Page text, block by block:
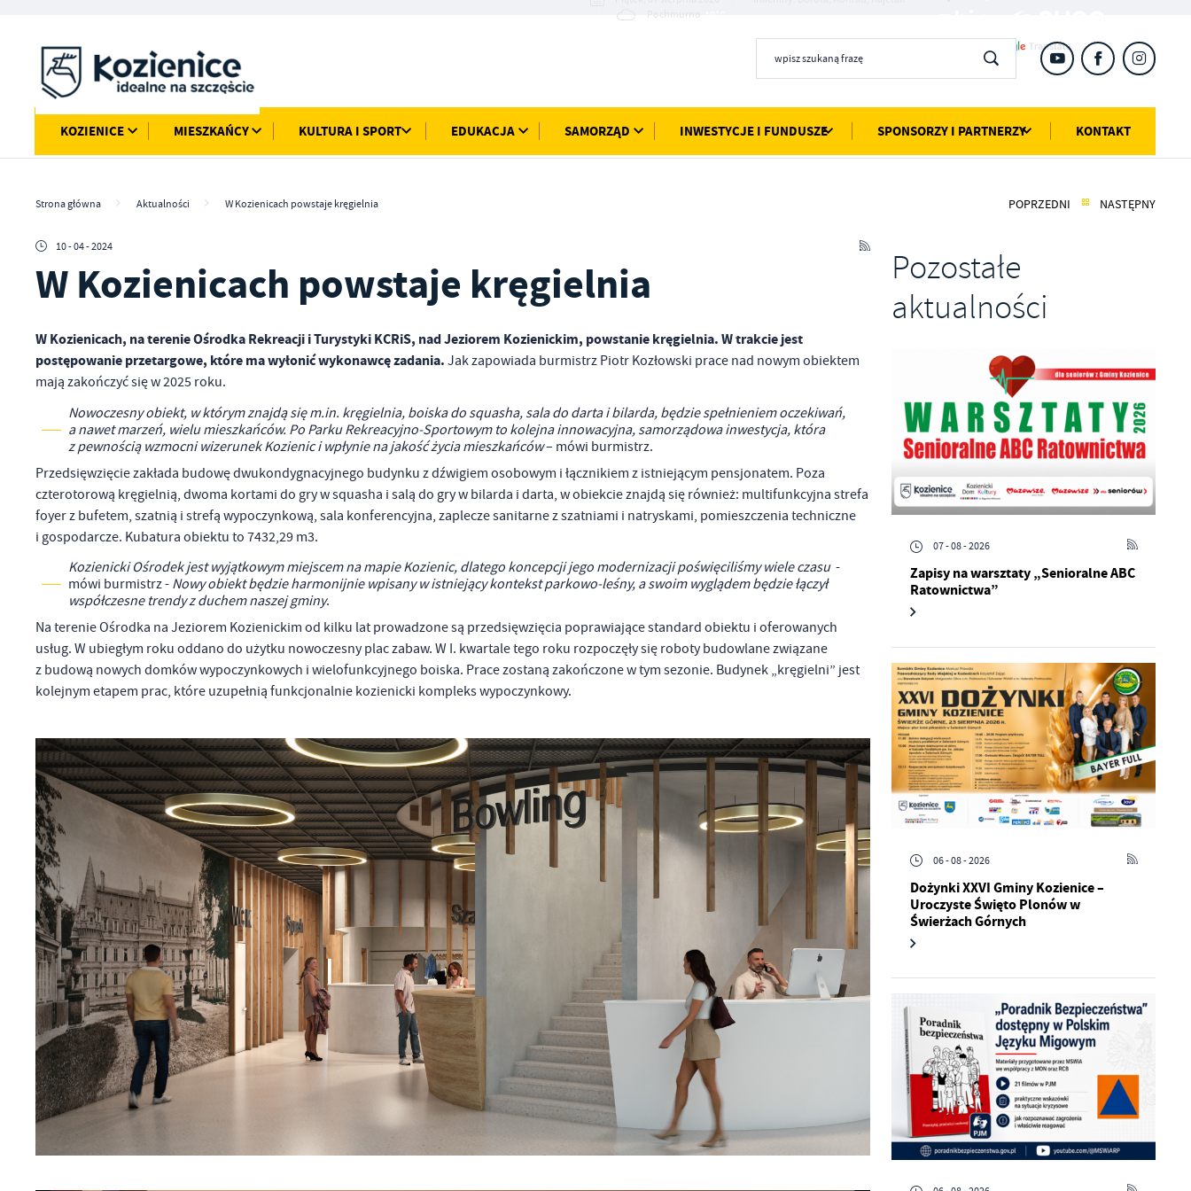
Pochmurno
KOZIENICE MIESZKAŃCY KULTURA I SPORT EDUKACJA SAMORZĄD INWESTYCJE I FUNDUSZE SPONSORZY I PARTNERZY KONTAKT
Strona główna Aktualności W Kozienicach powstaje kręgielnia POPRZEDNI NASTĘPNY
10 - 04 - 2024
W Kozienicach powstaje kręgielnia
W Kozienicach, na terenie Ośrodka Rekreacji i Turystyki KCRiS, nad Jeziorem Kozienickim, powstanie kręgielnia. W trakcie jest
postępowanie przetargowe, które ma wyłonić wykonawcę zadania. Jak zapowiada burmistrz Piotr Kozłowski prace nad nowym obiektem
mają zakończyć się w 2025 roku.
Nowoczesny obiekt, w którym znajdą się m.in. kręgielnia, boiska do squasha, sala do darta i bilarda, będzie spełnieniem oczekiwań,
a nawet marzeń, wielu mieszkańców. Po Parku Rekreacyjno-Sportowym to kolejna innowacyjna, samorządowa inwestycja, która
z pewnością wzmocni wizerunek Kozienic i wpłynie na jakość życia mieszkańców– mówi burmistrz.
Przedsięwzięcie zakłada budowę dwukondygnacyjnego budynku z dźwigiem osobowym i łącznikiem z istniejącym pensjonatem. Poza
czterotorową kręgielnią, dwoma kortami do gry w squasha i salą do gry w bilarda i darta, w obiekcie znajdą się również: multifunkcyjna strefa
foyer z bufetem, szatnią i strefą wypoczynkową, sala konferencyjna, zaplecze sanitarne z szatniami i natryskami, pomieszczenia techniczne
i gospodarcze. Kubatura obiektu to 7432,29 m3.
Kozienicki Ośrodek jest wyjątkowym miejscem na mapie Kozienic, dlatego koncepcji jego modernizacji poświęciliśmy wiele czasu-
mówi burmistrz - Nowy obiekt będzie harmonijnie wpisany w istniejący kontekst parkowo-leśny, a swoim wyglądem będzie łączył
współczesne trendy z duchem naszej gminy.
Na terenie Ośrodka na Jeziorem Kozienickim od kilku lat prowadzone są przedsięwzięcia poprawiające standard obiektu i oferowanych
usług. W ubiegłym roku oddano do użytku nowoczesny plac zabaw. W I. kwartale tego roku rozpoczęły się roboty budowlane związane
z budową nowych domków wypoczynkowych i wielofunkcyjnego boiska. Prace zostaną zakończone w tym sezonie. Budynek „kręgielni” jest
kolejnym etapem prac, które uzupełnią funkcjonalnie kozienicki kompleks wypoczynkowy.
Pozostałe
aktualności
07 - 08 - 2026
Zapisy na warsztaty „Senioralne ABC
Ratownictwa”
06 - 08 - 2026
Dożynki XXVI Gminy Kozienice –
Uroczyste Święto Plonów w
Świerżach Górnych
Ustawienia
Szanujemy Twoją prywatność. Możesz zmienić ustawienia cookies lub zaakceptować je
wszystkie. W dowolnym momencie możesz dokonać zmiany swoich ustawień.